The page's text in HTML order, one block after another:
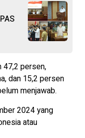
47,2 persen,
dan 15,2 persen
menjawab.
2024 yang
atau